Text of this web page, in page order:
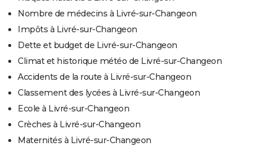
Nombre de médecins à Livré-sur-Changeon
Impôts à Livré-sur-Changeon
Dette et budget de Livré-sur-Changeon
Climat et historique météo de Livré-sur-Changeon
Accidents de la route à Livré-sur-Changeon
Classement des lycées à Livré-sur-Changeon
Ecole à Livré-sur-Changeon
Crèches à Livré-sur-Changeon
Maternités à Livré-sur-Changeon